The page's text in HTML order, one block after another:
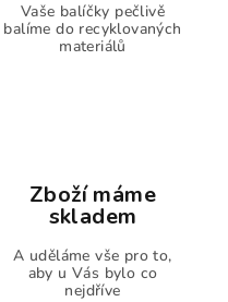
Vaše balíčky pečlivě
balíme do recyklovaných
materiálů
Zboží máme
skladem
A uděláme vše pro to,
aby u Vás bylo co
nejdříve